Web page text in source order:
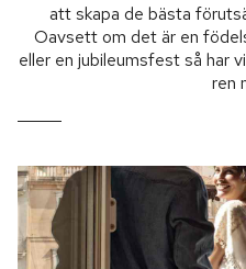
att skapa de bästa
Oavsett om det är en
eller en jubileumsfest så har
ren